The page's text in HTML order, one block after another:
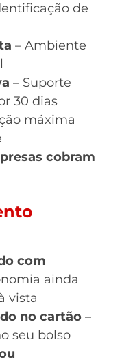
de
– Ambiente
– Suporte
30 dias
máxima
cobram
com
ainda
vista
no cartão –
seu bolso